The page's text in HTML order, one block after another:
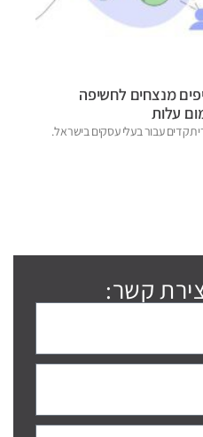
שיווקי מיידי: קבלו 5 טיפים מנצחים לחשיפה
עלות
תקדים עבור בעלי עסקים בישראל.
קשר: